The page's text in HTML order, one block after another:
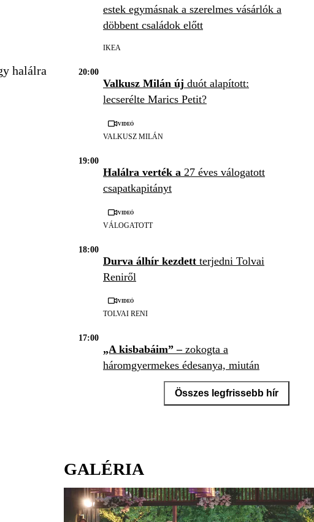
halálra
estek egymásnak a szerelmes vásárlók a
döbbent családok előtt
IKEA
20:00
Valkusz Milán új duót alapított:
lecserélte Marics Petit?
Videó
VALKUSZ MILÁN
19:00
Halálra verték a 27 éves válogatott
csapatkapitányt
Videó
VÁLOGATOTT
18:00
Durva álhír kezdett terjedni Tolvai
Reniről
Videó
TOLVAI RENI
17:00
„A kisbabáim” –zokogta a
háromgyermekes édesanya, miután
kiderült, hogy a rejtélyes térdfájása
gyógyíthatatlan rákÖsszes legfrissebb hír
GALÉRIA